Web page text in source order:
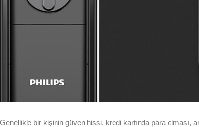
Genellikle bir kişinin güven hissi, kredi kartında para olması,